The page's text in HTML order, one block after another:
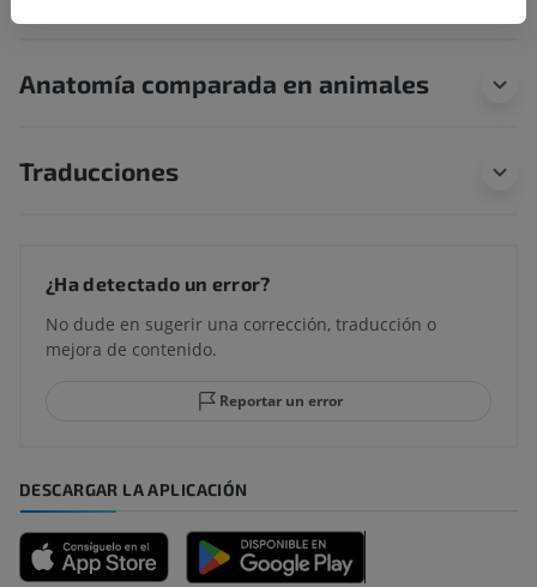
Anatomía comparada en animales
Traducciones
¿Ha detectado un error?
No dude en sugerir una corrección, traducción o
mejora de contenido.
Reportar un error
DESCARGAR LA APLICACIÓN